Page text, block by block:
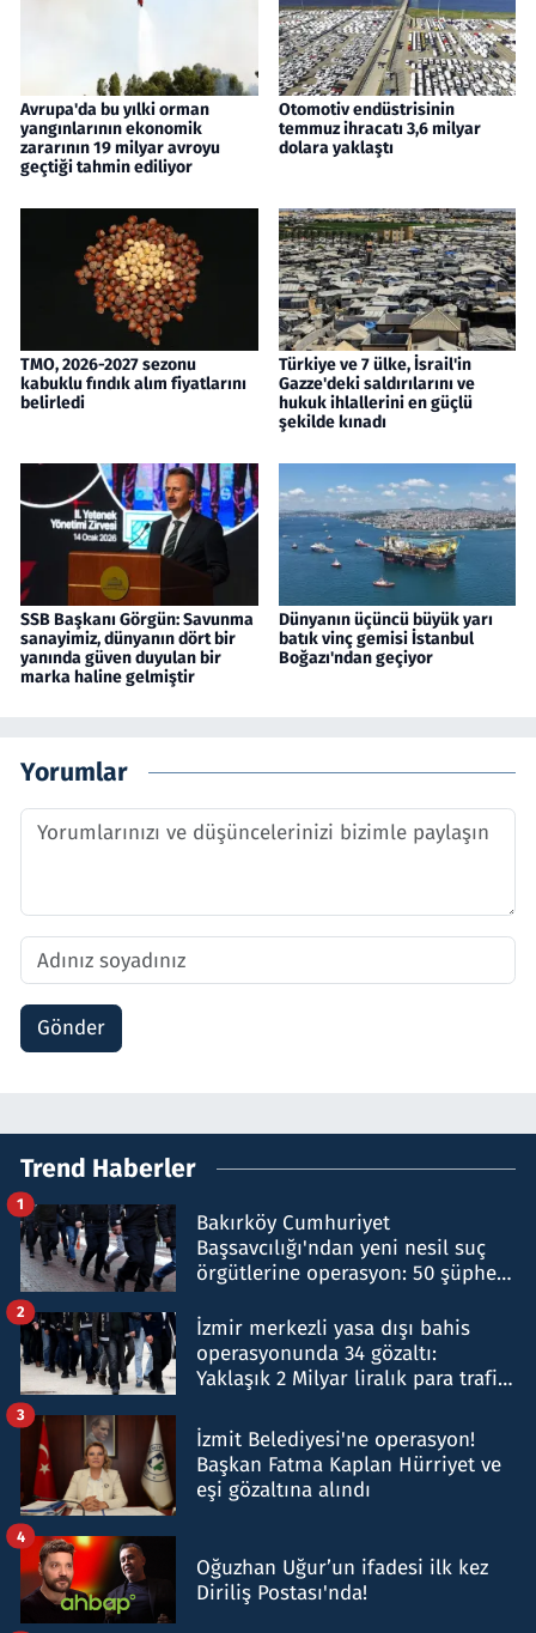
Avrupa'da bu yılki orman
yangınlarının ekonomik
zararının 19 milyar avroyu
geçtiği tahmin ediliyor
Otomotiv endüstrisinin
temmuz ihracatı 3,6 milyar
dolara yaklaştı
TMO, 2026-2027 sezonu
kabuklu fındık alım fiyatlarını
belirledi
Türkiye ve 7 ülke, İsrail'in
Gazze'deki saldırılarını ve
hukuk ihlallerini en güçlü
şekilde kınadı
SSB Başkanı Görgün: Savunma
sanayimiz, dünyanın dört bir
yanında güven duyulan bir
marka haline gelmiştir
Dünyanın üçüncü büyük yarı
batık vinç gemisi İstanbul
Boğazı'ndan geçiyor
Yorumlar
Gönder
Trend Haberler
Bakırköy Cumhuriyet
Başsavcılığı'ndan yeni nesil suç
örgütlerine operasyon: 50 şüpheli
1
İzmir merkezli yasa dışı bahis
operasyonunda 34 gözaltı:
Yaklaşık 2 Milyar liralık para trafiği
2
İzmit Belediyesi'ne operasyon!
Başkan Fatma Kaplan Hürriyet ve
eşi gözaltına alındı
3
Oğuzhan Uğur’un ifadesi ilk kez
Diriliş Postası'nda!
4